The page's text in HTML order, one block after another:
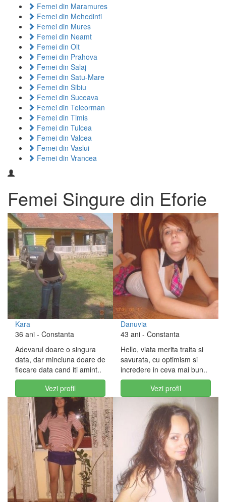
Femei din Maramures
Femei din Mehedinti
Femei din Mures
Femei din Neamt
Femei din Olt
Femei din Prahova
Femei din Salaj
Femei din Satu-Mare
Femei din Sibiu
Femei din Suceava
Femei din Teleorman
Femei din Timis
Femei din Tulcea
Femei din Valcea
Femei din Vaslui
Femei din Vrancea
Femei Singure din Eforie
Kara
36 ani - Constanta
Adevarul doare o singura
data, dar minciuna doare de
fiecare data cand iti amint..
Vezi profil
Danuvia
43 ani - Constanta
Hello, viata merita traita si
savurata, cu optimism si
incredere in ceva mai bun..
Vezi profil